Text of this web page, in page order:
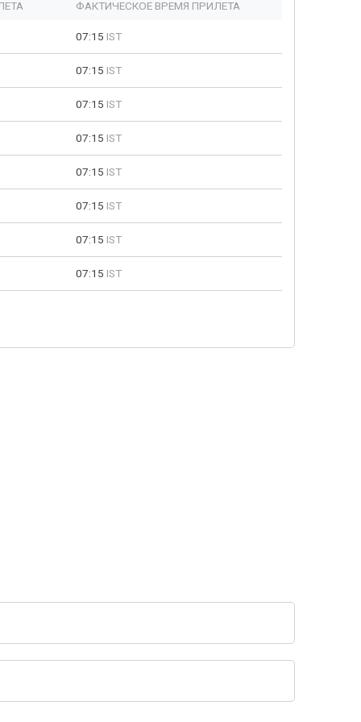
ФАКТИЧЕСКОЕ ВРЕМЯ ПРИЛЕТА
07:15 IST
07:15 IST
07:15 IST
07:15 IST
07:15 IST
07:15 IST
07:15 IST
07:15 IST